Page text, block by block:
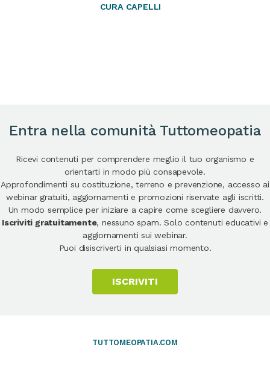
CURA CAPELLI
Entra nella comunità Tuttomeopatia
Ricevi contenuti per comprendere meglio il tuo organismo e
orientarti in modo più consapevole.
Approfondimenti su costituzione, terreno e prevenzione, accesso ai
webinar gratuiti, aggiornamenti e promozioni riservate agli iscritti.
Un modo semplice per iniziare a capire come scegliere davvero.
Iscriviti gratuitamente, nessuno spam. Solo contenuti educativi e
aggiornamenti sui webinar.
Puoi disiscriverti in qualsiasi momento.
ISCRIVITI
TUTTOMEOPATIA.COM